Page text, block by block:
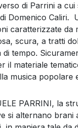
di Parrini a cui
Domenico Caliri.
caratterizzate da
scura, a tratti
tempo.
il materiale
musica popolare
PARRINI, la
si alternano brani